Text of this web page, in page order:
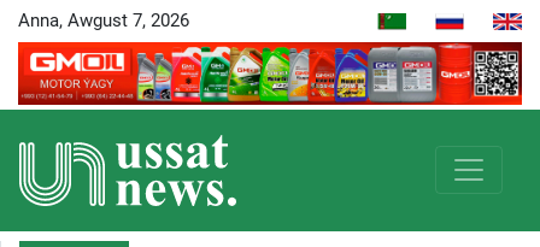
Anna, Awgust 7, 2026